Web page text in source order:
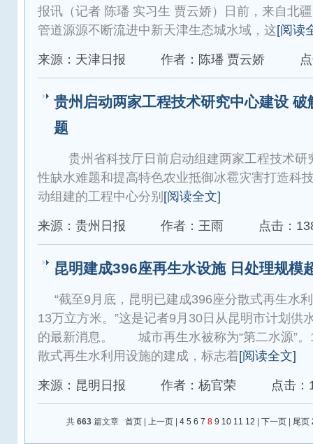
报讯（记者 陈璠 实习生 贾云娇）日前，来自北
管道源源不断流进中新天津生态城水域，这[阅读
来源：天津日报 作者：陈璠 贾云娇
贵州启动两家工程技术研究中心建设 破
题
贵州省科技厅日前启动组建两家工程技术研
性缺水难题和提高特色农业抵御冰雹灾害打造
动组建的工程中心分别 [阅读全文]
来源：贵州日报 作者：王雨 点击：
昆明建成396座再生水设施 日处理规模
“截至9月底，昆明已建成396座分散式再生水
13万立方米。”这是记者9月30日从昆明市计划供
的最新消息。 城市再生水被称为“第二水源”。
散式再生水利用设施的建成，标志着[阅读全文]
来源：昆明日报 作者：杨官荣 点击：
共 663 篇文章 首页 上一页 4 5 6 7 8 9 10 11 12 下一页 尾页